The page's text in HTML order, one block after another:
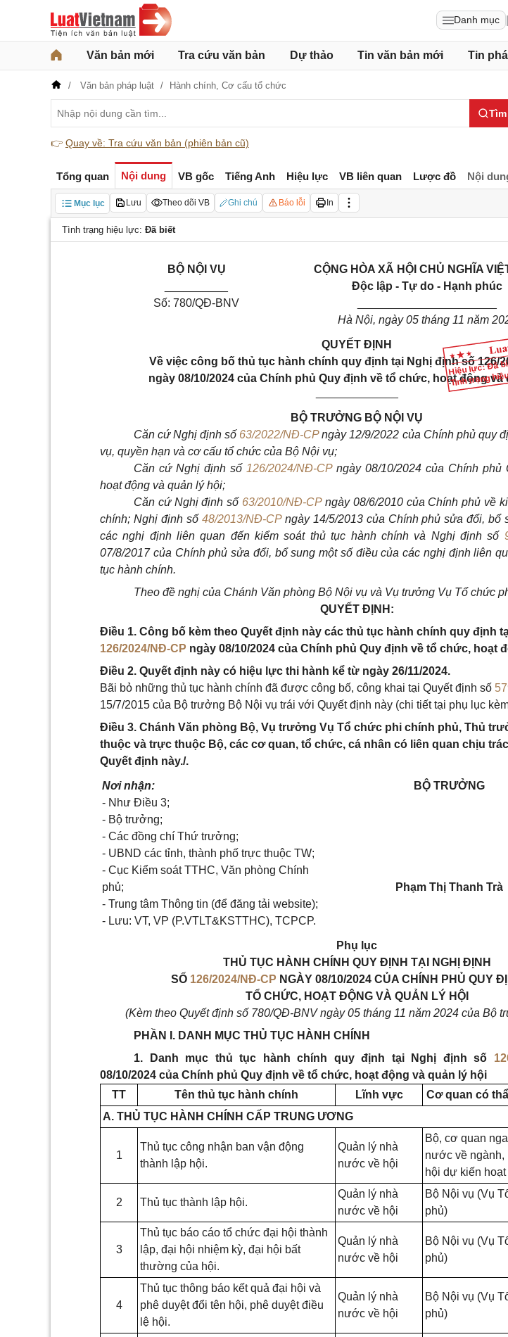
Danh mục
Văn bản mới Tra cứu văn bản Dự thảo Tin văn bản mới Tin
Văn bản pháp luật Hành chính, Cơ cấu tổ chức
👉 Quay về: Tra cứu văn bản (phiên bản cũ)
Tổng quan Nội dung VB gốc Tiếng Anh Hiệu lực VB liên quan Lược đồ Nội
Mục lục Lưu Theo dõi VB Ghi chú Báo lỗi In
Tình trạng hiệu lực: Đã biết
Hiệu lực: Đã
Tình trạng
BỘ NỘI VỤ
Số: 780/QĐ-BNV
CỘNG HÒA XÃ HỘI CHỦ NGHĨA
Độc lập - Tự do - Hạnh phúc
Hà Nội, ngày 05 tháng 11 năm
QUYẾT ĐỊNH
Về việc công bố thủ tục hành chính quy định tại Nghị định số 126/
ngày 08/10/2024 của Chính phủ Quy định về tổ chức, hoạt động và
BỘ TRƯỞNG BỘ NỘI VỤ
Căn cứ Nghị định số 63/2022/NĐ-CPngày 12/9/2022 của Chính phủ quy
vụ, quyền hạn và cơ cấu tổ chức của Bộ Nội vụ;
Căn cứ Nghị định số 126/2024/NĐ-CPngày 08/10/2024 của Chính phủ
hoạt động và quản lý hội;
Căn cứ Nghị định số 63/2010/NĐ-CPngày 08/6/2010 của Chính phủ về
chính; Nghị định số 48/2013/NĐ-CPngày 14/5/2013 của Chính phủ sửa đổi, bổ
các nghị định liên quan đến kiểm soát thủ tục hành chính và Nghị định số
07/8/2017 của Chính phủ sửa đổi, bổ sung một số điều của các nghị định liên
tục hành chính.
Theo đề nghị của Chánh Văn phòng Bộ Nội vụ và Vụ trưởng Vụ Tổ chức
QUYẾT ĐỊNH:
Điều 1. Công bố kèm theo Quyết định này các thủ tục hành chính quy định
126/2024/NĐ-CP ngày 08/10/2024 của Chính phủ Quy định về tổ chức, hoạt
Điều 2. Quyết định này có hiệu lực thi hành kể từ ngày 26/11/2024.
Bãi bỏ những thủ tục hành chính đã được công bố, công khai tại Quyết định số
15/7/2015 của Bộ trưởng Bộ Nội vụ trái với Quyết định này (chi tiết tại phụ lục
Điều 3. Chánh Văn phòng Bộ, Vụ trưởng Vụ Tổ chức phi chính phủ, Thủ
thuộc và trực thuộc Bộ, các cơ quan, tổ chức, cá nhân có liên quan chịu
Quyết định này./.
Nơi nhận:
- Như Điều 3;
- Bộ trưởng;
- Các đồng chí Thứ trưởng;
- UBND các tỉnh, thành phố trực thuộc TW;
- Cục Kiểm soát TTHC, Văn phòng Chính
phủ;
- Trung tâm Thông tin (để đăng tải website);
- Lưu: VT, VP (P.VTLT&KSTTHC), TCPCP.
BỘ TRƯỞNG
Phạm Thị Thanh Trà
Phụ lục
THỦ TỤC HÀNH CHÍNH QUY ĐỊNH TẠI NGHỊ ĐỊNH
SỐ 126/2024/NĐ-CP NGÀY 08/10/2024 CỦA CHÍNH PHỦ QUY
TỔ CHỨC, HOẠT ĐỘNG VÀ QUẢN LÝ HỘI
(Kèm theo Quyết định số 780/QĐ-BNV ngày 05 tháng 11 năm 2024 của Bộ
PHẦN I. DANH MỤC THỦ TỤC HÀNH CHÍNH
1. Danh mục thủ tục hành chính quy định tại Nghị định số
08/10/2024 của Chính phủ Quy định về tổ chức, hoạt động và quản lý hội
TT
Tên thủ tục hành chính Lĩnh vực
Cơ quan có
A. THỦ TỤC HÀNH CHÍNH CẤP TRUNG ƯƠNG
1
Thủ tục công nhận ban vận động
thành lập hội.
Quản lý nhà
nước về hội
Bộ, cơ quan
nước về ngành,
hội dự kiến hoạt
2 Thủ tục thành lập hội.
Quản lý nhà
nước về hội
Bộ Nội vụ (Vụ
phủ)
3
Thủ tục báo cáo tổ chức đại hội thành
lập, đại hội nhiệm kỳ, đại hội bất
thường của hội.
Quản lý nhà
nước về hội
Bộ Nội vụ (Vụ
phủ)
4
Thủ tục thông báo kết quả đại hội và
phê duyệt đổi tên hội, phê duyệt điều
lệ hội.
Quản lý nhà
nước về hội
Bộ Nội vụ (Vụ
phủ)